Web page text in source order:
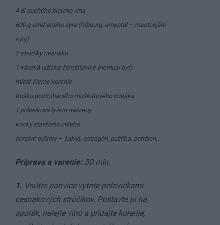
4 dl suchého bieleho vína
600 g strúhaného syra (fribourg, ementál – mastnejšie
syry)
2 strúčiky cesnaku
1 kávová lyžička čerešňovice (nemusí byť)
mleté čierne korenie
trošku postrúhaného muškátového orieška
1 polievková lyžica maizeny
kocky staršieho chleba
čerstvé bylinky – šalvia, estragón, pažítka, petržlen…
Príprava a varenie: 30 min.
1. Vnútro panvice vytrite polovičkami
cesnakových strúčikov. Postavte ju na
sporák, nalejte víno a pridajte korenie,